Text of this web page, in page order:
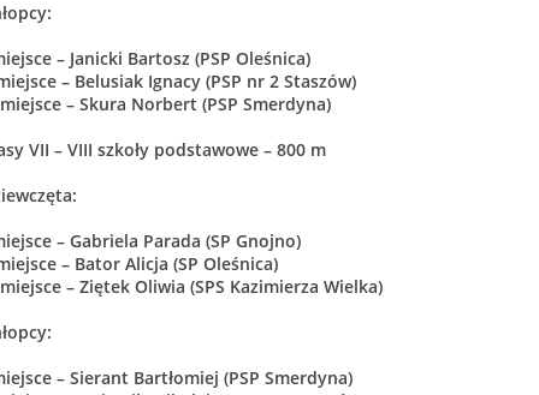
– Janicki Bartosz (PSP Oleśnica)
– Belusiak Ignacy (PSP nr 2 Staszów)
– Skura Norbert (PSP Smerdyna)
VII – VIII szkoły podstawowe – 800 m
– Gabriela Parada (SP Gnojno)
– Bator Alicja (SP Oleśnica)
– Ziętek Oliwia (SPS Kazimierza Wielka)
– Sierant Bartłomiej (PSP Smerdyna)